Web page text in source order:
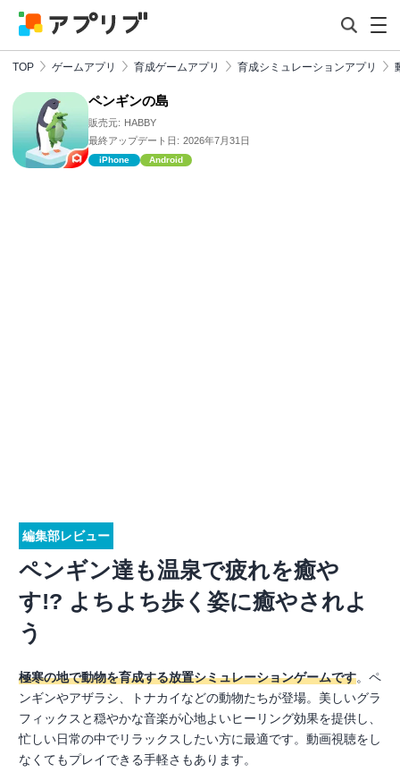
TOP ゲームアプリ 育成ゲームアプリ 育成シミュレーションアプリ
ペンギンの島
販売元: HABBY
最終アップデート日: 2026年7月31日
iPhone Android
編集部レビュー
ペンギン達も温泉で疲れを癒や
す!? よちよち歩く姿に癒やされよ
う
極寒の地で動物を育成する放置シミュレーションゲームです。ペ
ンギンやアザラシ、トナカイなどの動物たちが登場。美しいグラ
フィックスと穏やかな音楽が心地よいヒーリング効果を提供し、
忙しい日常の中でリラックスしたい方に最適です。動画視聴をし
なくてもプレイできる手軽さもあります。